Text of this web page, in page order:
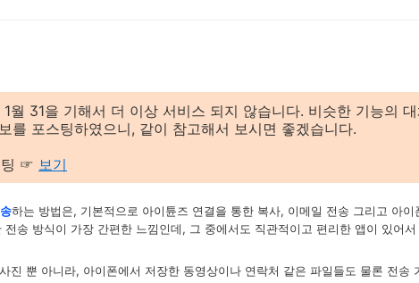
월 31을 기해서 더 이상 서비스 되지 않습니다. 비슷한 기능의
를 포스팅하였으니, 같이 참고해서 보시면 좋겠습니다.
팅 ☞ 보기
하는 방법은, 기본적으로 아이튠즈 연결을 통한 복사, 이메일 전송 그리고 아
송 방식이 가장 간편한 느낌인데, 그 중에서도 직관적이고 편리한 앱이 있어
진 뿐 아니라, 아이폰에서 저장한 동영상이나 연락처 같은 파일들도 물론 전송